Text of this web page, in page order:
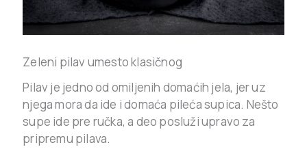
Zeleni pilav umesto klasičnog
Pilav je jedno od omiljenih domaćih jela, jer uz
njega mora da ide i domaća pileća supica. Nešto
supe ide pre ručka, a deo posluži upravo za
pripremu pilava.